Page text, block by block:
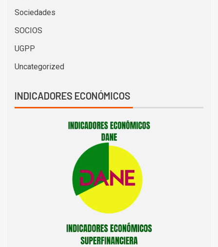
Sociedades
SOCIOS
UGPP
Uncategorized
INDICADORES ECONÓMICOS